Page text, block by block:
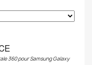
360 pour Samsung Galaxy